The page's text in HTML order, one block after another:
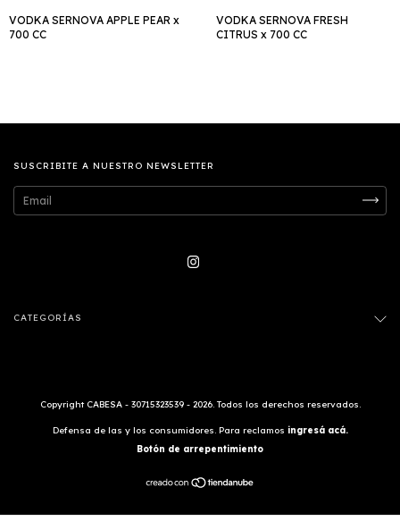
VODKA SERNOVA APPLE PEAR x
700 CC
VODKA SERNOVA FRESH
CITRUS x 700 CC
SUSCRIBITE A NUESTRO NEWSLETTER
CATEGORÍAS
Copyright CABESA - 30715323539 - 2026. Todos los derechos reservados.
Defensa de las y los consumidores. Para reclamos ingresá acá.
Botón de arrepentimiento